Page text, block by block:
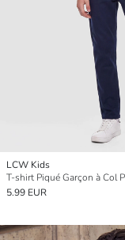
LCW Kids
T-shirt Piqué Garçon à Col
5.99 EUR